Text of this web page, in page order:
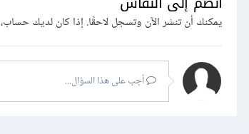
يمكنك أن تنشر الآن وتسجل لاحقًا. إذا كان لديك حساب،
أجب على هذا السؤال...